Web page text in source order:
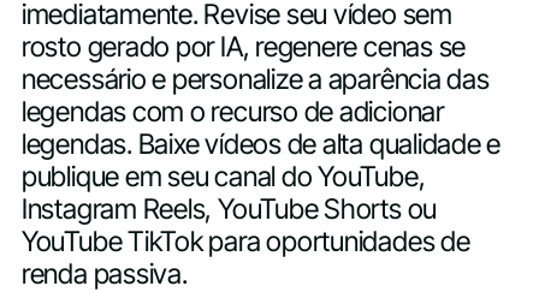
imediatamente. Revise seu vídeo sem
rosto gerado por IA, regenere cenas se
necessário e personalize a aparência das
legendas com o recurso de adicionar
legendas. Baixe vídeos de alta qualidade e
publique em seu canal do YouTube,
Instagram Reels, YouTube Shorts ou
YouTube TikTok para oportunidades de
renda passiva.